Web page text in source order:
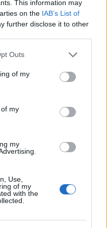
This information may
on the IAB’s List of
further disclose it to other
Outs
of my
my
my
Use,
of my
with the
Blockx.
da semana foi
Wawrinka ao Estoril,
do antigo vencedor
marcada pela maior
num torneio ATP
Ferreira Silva, Tiago
o quadro principal,
alguns jogadores.
da edição,
final. Torres assinou
do torneio ao
terceiro cabeça de
07/08/2026
região Centro de
de setembro, no Centro
Branco (CCCCB),
de Artes e
Câmara Municipal de
de Museus e Cultura,
Sabores de
e 6 de setembro.
inclusão de Castelo
da UNESCO”,
de 2023, na